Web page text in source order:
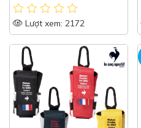
Lượt xem: 2172